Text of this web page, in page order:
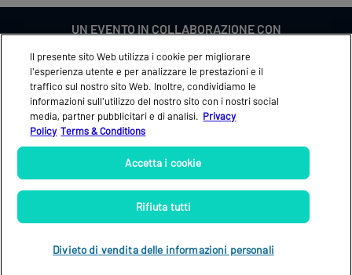
UN EVENTO IN COLLABORAZIONE CON
FEEDBACK
ACCREDITI STAMPA
NEWS
PARTNERS
Il presente sito Web utilizza i cookie per migliorare
l'esperienza utente e per analizzare le prestazioni e il
traffico sul nostro sito Web. Inoltre, condividiamo le
informazioni sull'utilizzo del nostro sito con i nostri social
media, partner pubblicitari e di analisi. Privacy
Policy Terms & Conditions
Divieto di vendita delle informazioni personali
Rifiuta tutti
Accetta i cookie